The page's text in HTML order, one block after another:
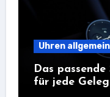
Uhren allgemein
Das
für jede